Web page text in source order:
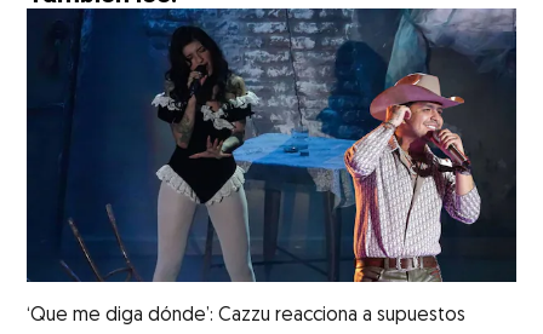
‘Que me diga dónde’: Cazzu reacciona a supuestos